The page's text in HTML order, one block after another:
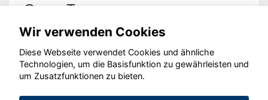
Cupra Terramar
© konjunkturmotor.de GmbH 2020 - 2026
Wir verwenden Cookies
Diese Webseite verwendet Cookies und ähnliche
Technologien, um die Basisfunktion zu gewährleisten und
um Zusatzfunktionen zu bieten.